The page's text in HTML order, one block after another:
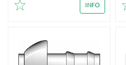
Lägg till i favoriter
INFO